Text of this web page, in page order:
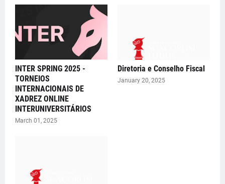
INTER SPRING 2025 -
TORNEIOS
INTERNACIONAIS DE
XADREZ ONLINE
INTERUNIVERSITÁRIOS
March 01, 2025
Diretoria e Conselho Fiscal
January 20, 2025